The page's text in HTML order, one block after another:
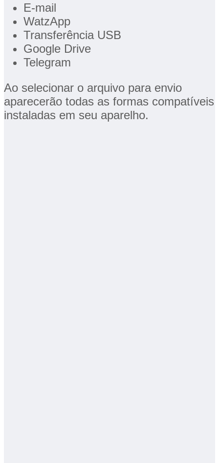
E-mail
WatzApp
Transferência USB
Google Drive
Telegram
Ao selecionar o arquivo para envio
aparecerão todas as formas compatíveis
instaladas em seu aparelho.